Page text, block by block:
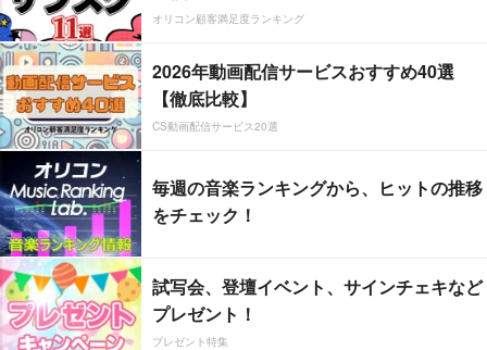
オリコン顧客満足度ランキング
2026年動画配信サービスおすすめ40選
【徹底比較】
CS動画配信サービス20選
毎週の音楽ランキングから、ヒットの推移
をチェック！
試写会、登壇イベント、サインチェキなど
プレゼント！
プレゼント特集